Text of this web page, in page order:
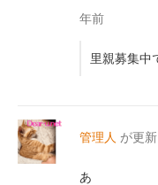
年前
里親募集中
管理人 が更
あ